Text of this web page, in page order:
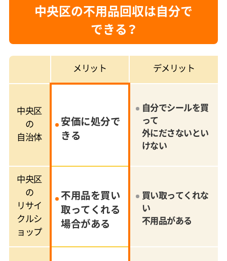
中央区の不用品回収は自分で
できる？
メリット デメリット
中央区
の
自治体
安価に処分で
きる
自分でシールを買
って
外にださないとい
けない
中央区
の
リサイ
クルシ
ョップ
不用品を買い
取ってくれる
場合がある
買い取ってくれな
い
不用品がある